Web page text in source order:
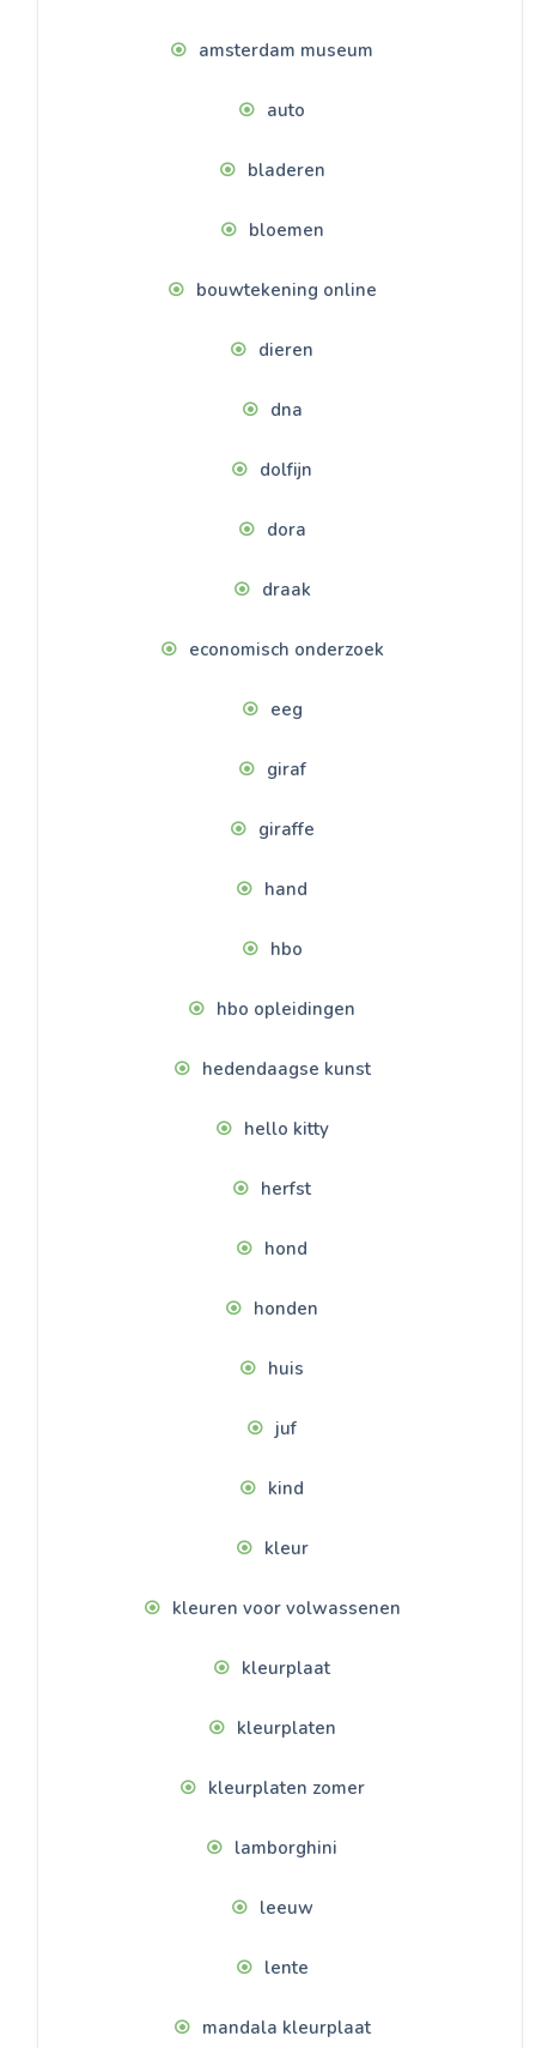
amsterdam museum
auto
bladeren
bloemen
bouwtekening online
dieren
dna
dolfijn
dora
draak
economisch onderzoek
eeg
giraf
giraffe
hand
hbo
hbo opleidingen
hedendaagse kunst
hello kitty
herfst
hond
honden
huis
juf
kind
kleur
kleuren voor volwassenen
kleurplaat
kleurplaten
kleurplaten zomer
lamborghini
leeuw
lente
mandala kleurplaat